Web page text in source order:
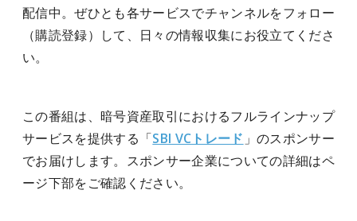
配信中。ぜひとも各サービスでチャンネルをフォロー
（購読登録）して、日々の情報収集にお役立てくださ
い。
この番組は、 暗号資産取引におけるフルラインナップ
サービスを提供する「SBI VCトレード 」のスポンサー
でお届けします。 スポンサー企業についての詳細はペ
ージ下部をご確認ください。